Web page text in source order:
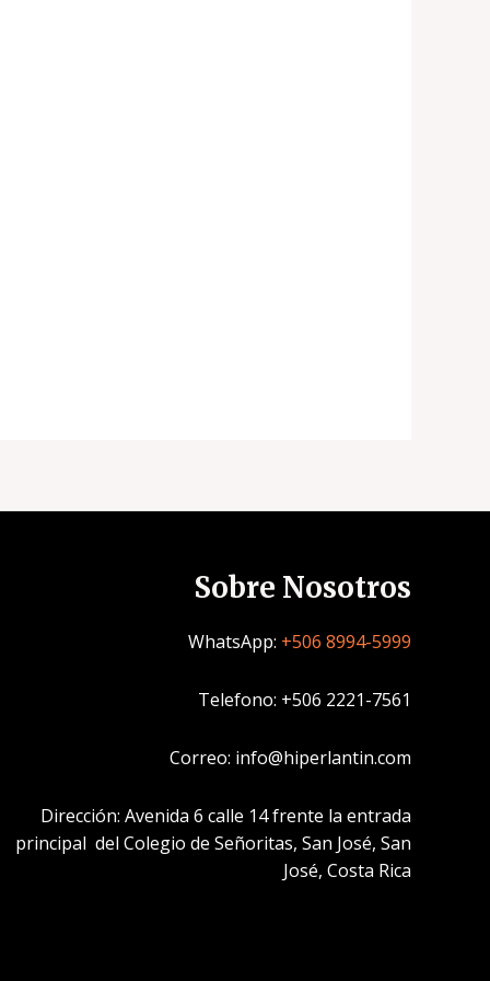
Sobre Nosotros
WhatsApp: +506 8994-5999
Telefono: +506 2221-7561
Correo: info@hiperlantin.com
Dirección: Avenida 6 calle 14 frente la entrada
principal del Colegio de Señoritas, San José, San
José, Costa Rica